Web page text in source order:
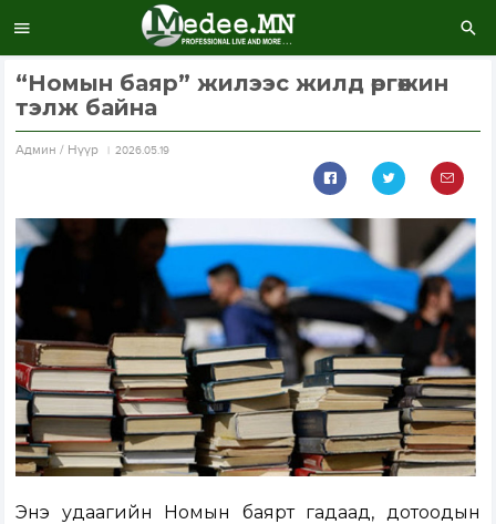
“Номын баяр” жилээс жилд өргөжин
тэлж байна
Aдмин / Нүүр 2026.05.19
Энэ удаагийн Номын баярт гадаад, дотоодын